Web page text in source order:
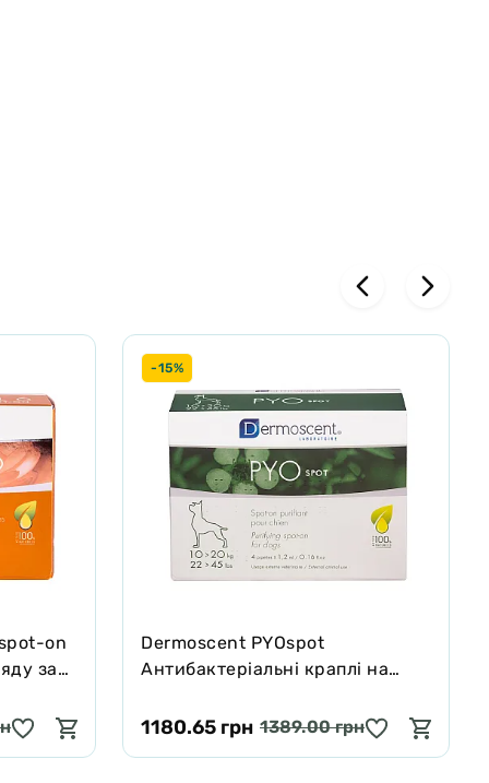
від
on
за
-15%
Dermoscent PYOspot
Антибактеріальні краплі на
1180.65 грн 1389.00 грн